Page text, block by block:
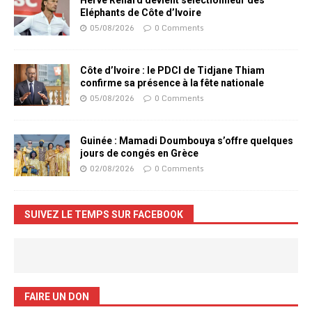
Eléphants de Côte d’Ivoire
05/08/2026 0 Comments
Côte d’Ivoire : le PDCI de Tidjane Thiam
confirme sa présence à la fête nationale
05/08/2026 0 Comments
Guinée : Mamadi Doumbouya s’offre quelques
jours de congés en Grèce
02/08/2026 0 Comments
SUIVEZ LE TEMPS SUR FACEBOOK
FAIRE UN DON